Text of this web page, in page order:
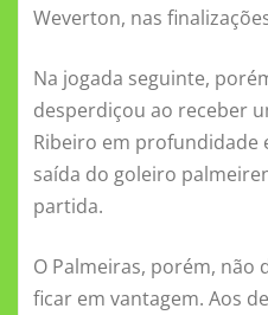
Weverton, nas
Na jogada seguinte,
desperdiçou ao receber
Ribeiro em profundidade
saída do goleiro
partida.
O Palmeiras, porém, não
ficar em vantagem. Aos